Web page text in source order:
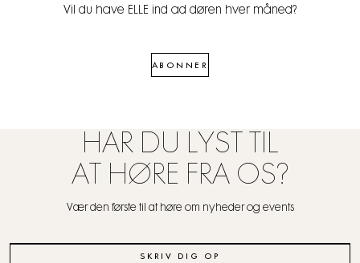
Vil du have ELLE ind ad døren hver måned?
ABONNER
HAR DU LYST TIL
AT HØRE FRA OS?
Vær den første til at høre om nyheder og events
SKRIV DIG OP